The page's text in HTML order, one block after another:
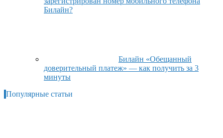
Билайн?
Билайн «Обещанный
доверительный платеж» — как получить за 3
минуты
Популярные статьи